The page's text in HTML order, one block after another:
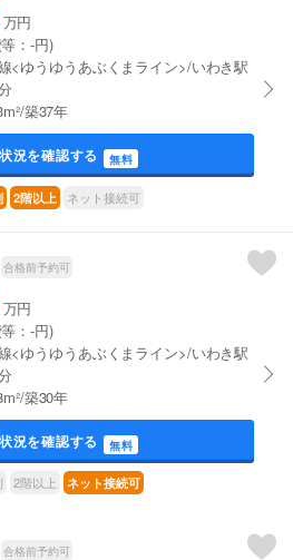
万円
：-円)
<ゆうゆうあぶくまライン>/いわき駅
築37年
況を確認する 無料
2階以上 ネット接続可
合格前予約可
万円
：-円)
<ゆうゆうあぶくまライン>/いわき駅
築30年
況を確認する 無料
2階以上 ネット接続可
合格前予約可